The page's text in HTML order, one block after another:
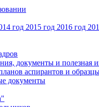
год 2015 год 2016 год
документы и полезная
аспирантов и
документы